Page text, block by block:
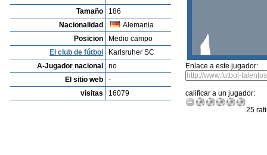
Tamaño
186
Nacionalidad
Alemania
Posicion
Medio campo
El club de fútbol
Karlsruher SC
A-Jugador nacional
no
El sitio web
-
visitas
16079
Enlace a este jugador:
calificar a un jugador:
25